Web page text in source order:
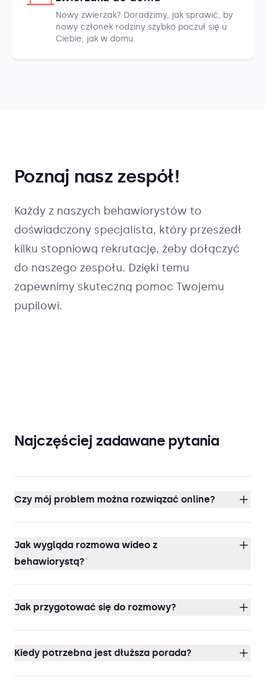
Nowy zwierzak? Doradzimy, jak sprawić, by
nowy członek rodziny szybko poczuł się u
Ciebie, jak w domu.
Poznaj nasz zespół!
Każdy z naszych behawiorystów to
doświadczony specjalista, który przeszedł
kilku stopniową rekrutację, żeby dołączyć
do naszego zespołu. Dzięki temu
zapewnimy skuteczną pomoc Twojemu
pupilowi.
Najczęściej zadawane pytania
Czy mój problem można rozwiązać online?
Jak wygląda rozmowa wideo z
behawiorystą?
Jak przygotować się do rozmowy?
Kiedy potrzebna jest dłuższa porada?